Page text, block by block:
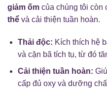
giảm ốm của chúng tôi còn
thể và cải thiện tuần hoàn.
Thải độc: Kích thích hệ
và cặn bã tích tụ, từ đó
Cải thiện tuần hoàn:
cấp đủ oxy và dưỡng